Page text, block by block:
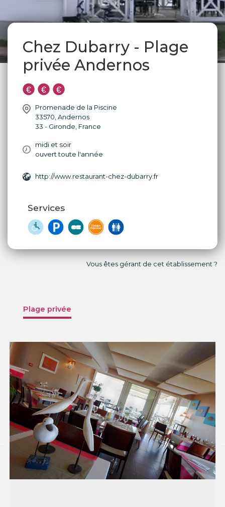
Chez Dubarry - Plage
privée Andernos
Promenade de la Piscine
33570,Andernos
33 - Gironde, France
midi et soir
ouvert toute l'année
http://www.restaurant-chez-dubarry.fr
Services
Vous êtes gérant de cet établissement ?
Plage privée